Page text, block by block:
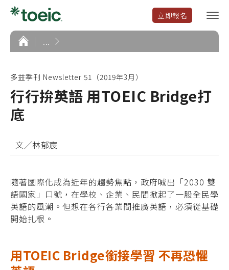
立即報名
選
單
首
頁
...
多益季刊 Newsletter 51（2019年3月）
行行拚英語 用TOEIC Bridge打
底
文／林郁宸
隨著國際化成為近年的趨勢焦點，政府喊出「2030 雙
語國家」口號，在學校、企業、民間掀起了一股全民學
英語的風潮。但想在各行各業間推廣英語，必須從基礎
開始扎根。
用TOEIC Bridge銜接學習 不再恐懼